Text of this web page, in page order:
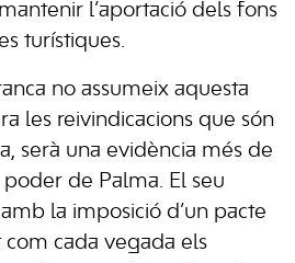
l’aportació dels fons
turístiques.
no assumeix aquesta
les reivindicacions que són
serà una evidència més de
poder de Palma. El seu
la imposició d’un pacte
cada vegada els